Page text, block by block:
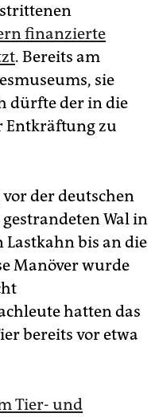
finanzierte
. Bereits am
sie
dürfte der in die
Entkräftung zu
der deutschen
Wal in
Lastkahn bis an die
Manöver wurde
hatten das
bereits vor etwa
Tier- und